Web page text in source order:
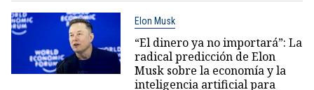
Elon Musk
“El dinero ya no importará”: La
radical predicción de Elon
Musk sobre la economía y la
inteligencia artificial para